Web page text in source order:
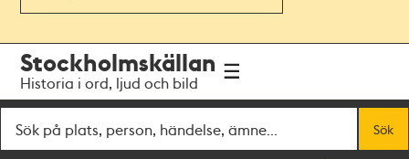
navigationen
huvudinnehållet
Stockholmskällan
Historia i ord, ljud och bild
Sök